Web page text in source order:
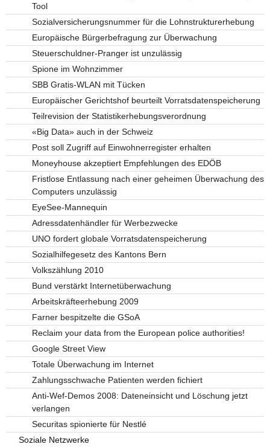
Tool
Sozialversicherungsnummer für die Lohnstrukturerhebung
Europäische Bürgerbefragung zur Überwachung
Steuerschuldner-Pranger ist unzulässig
Spione im Wohnzimmer
SBB Gratis-WLAN mit Tücken
Europäischer Gerichtshof beurteilt Vorratsdatenspeicherung
Teilrevision der Statistikerhebungsverordnung
«Big Data» auch in der Schweiz
Post soll Zugriff auf Einwohnerregister erhalten
Moneyhouse akzeptiert Empfehlungen des EDÖB
Fristlose Entlassung nach einer geheimen Überwachung des
Computers unzulässig
EyeSee-Mannequin
Adressdatenhändler für Werbezwecke
UNO fordert globale Vorratsdatenspeicherung
Sozialhilfegesetz des Kantons Bern
Volkszählung 2010
Bund verstärkt Internetüberwachung
Arbeitskräfteerhebung 2009
Farner bespitzelte die GSoA
Reclaim your data from the European police authorities!
Google Street View
Totale Überwachung im Internet
Zahlungsschwache Patienten werden fichiert
Anti-Wef-Demos 2008: Dateneinsicht und Löschung jetzt
verlangen
Securitas spionierte für Nestlé
Soziale Netzwerke